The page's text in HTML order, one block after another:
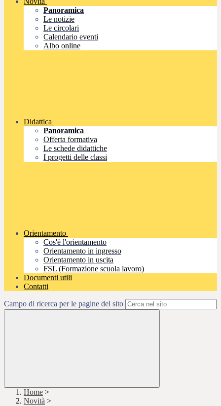
Panoramica
Le notizie
Le circolari
Calendario eventi
Albo online
Didattica
Panoramica
Offerta formativa
Le schede didattiche
I progetti delle classi
Orientamento
Cos'è l'orientamento
Orientamento in ingresso
Orientamento in uscita
FSL (Formazione scuola lavoro)
Documenti utili
Contatti
Campo di ricerca per le pagine del sito
Home >
Novità >